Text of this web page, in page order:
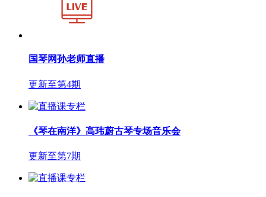
国琴网孙老师直播
更新至第4期
《琴在南洋》高玮蔚古琴专场音乐会
更新至第7期